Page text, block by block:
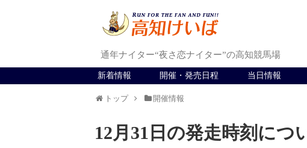
通年ナイター“夜さ恋ナイター”の高知競馬場
新着情報 開催・発売日程 当日情報
トップ 開催情報
12月31日の発走時刻につ